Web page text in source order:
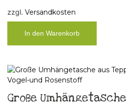
zzgl. Versandkosten
In den Warenkorb
Große